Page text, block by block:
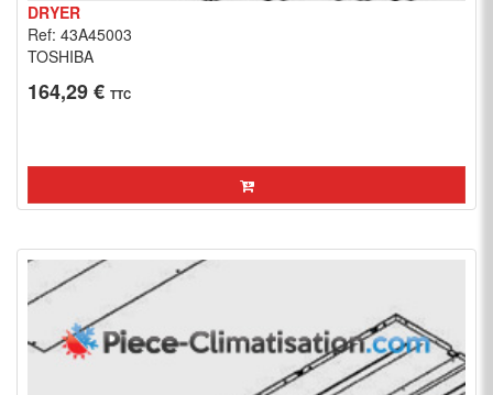
DRYER
Ref: 43A45003
TOSHIBA
164,29 € TTC